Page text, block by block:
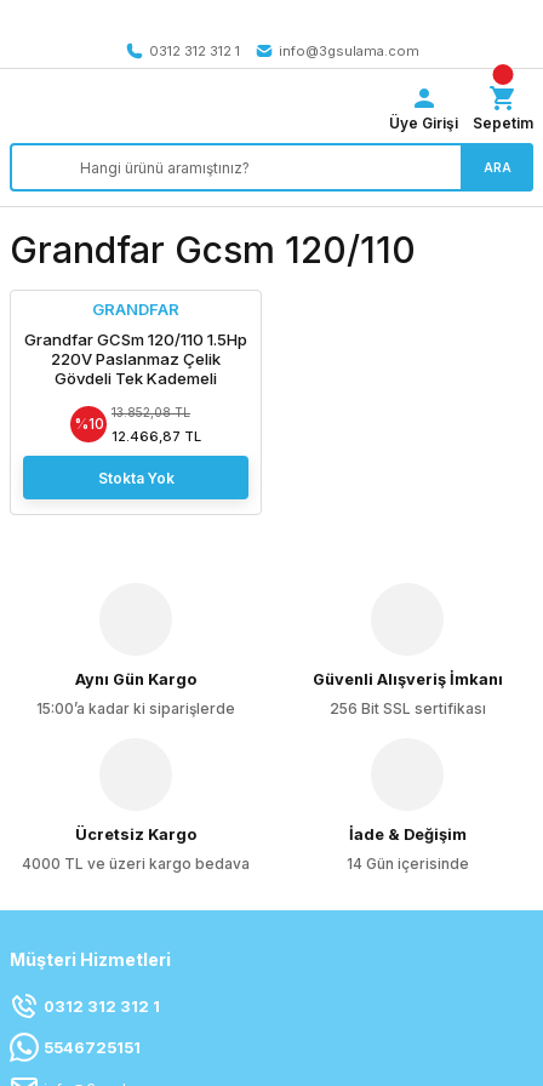
0312 312 312 1
info@3gsulama.com
ARA
Üye Girişi Sepetim
Grandfar Gcsm 120/110
GRANDFAR
Grandfar GCSm 120/110 1.5Hp
220V Paslanmaz Çelik
Gövdeli Tek Kademeli
%10
13.852,08 TL
12.466,87 TL
Stokta Yok
Aynı Gün Kargo
15:00’a kadar ki siparişlerde
Güvenli Alışveriş İmkanı
256 Bit SSL sertifikası
Ücretsiz Kargo
4000 TL ve üzeri kargo bedava
İade & Değişim
14 Gün içerisinde
Müşteri Hizmetleri
0312 312 312 1
5546725151